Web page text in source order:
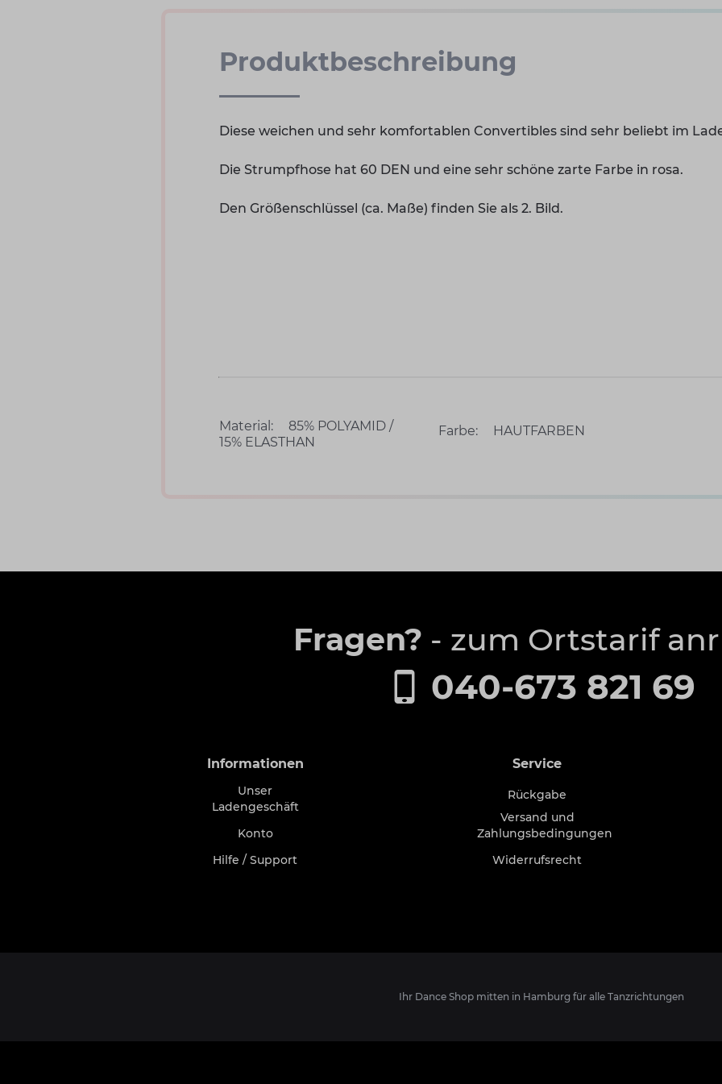
Produktbeschreibung
Diese weichen und sehr komfortablen Convertibles sind sehr beliebt im
Die Strumpfhose hat 60 DEN und eine sehr schöne zarte Farbe in rosa.
Den Größenschlüssel (ca. Maße) finden Sie als 2. Bild.
Material:
85% POLYAMID /
15% ELASTHAN
Farbe: HAUTFARBEN
Fragen? - zum Ortstarif
040-673 821 69
Informationen
Unser
Ladengeschäft
Konto
Hilfe / Support
Service
Rückgabe
Versand und
Zahlungsbedingungen
Widerrufsrecht
Ihr Dance Shop mitten in Hamburg für alle Tanzrichtungen